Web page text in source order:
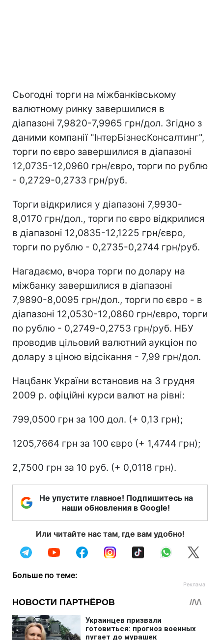
Сьогодні торги на міжбанківському
валютному ринку завершилися в
діапазоні 7,9820-7,9965 грн/дол. Згідно з
даними компанії "ІнтерБізнесКонсалтинг",
торги по євро завершилися в діапазоні
12,0735-12,0960 грн/євро, торги по рублю
- 0,2729-0,2733 грн/руб.
Торги відкрилися у діапазоні 7,9930-
8,0170 грн/дол., торги по євро відкрилися
в діапазоні 12,0835-12,1225 грн/євро,
торги по рублю - 0,2735-0,2744 грн/руб.
Нагадаємо, вчора торги по долару на
міжбанку завершилися в діапазоні
7,9890-8,0095 грн/дол., торги по євро - в
діапазоні 12,0530-12,0860 грн/євро, торги
по рублю - 0,2749-0,2753 грн/руб. НБУ
проводив цільовий валютний аукціон по
долару з ціною відсікання - 7,99 грн/дол.
Нацбанк України встановив на 3 грудня
2009 р. офіційні курси валют на рівні:
799,0500 грн за 100 дол. (+ 0,13 грн);
1205,7664 грн за 100 євро (+ 1,4744 грн);
2,7500 грн за 10 руб. (+ 0,0118 грн).
Не упустите главное! Подпишитесь на
наши обновления в Google!
Или читайте нас там, где вам удобно!
Больше по теме: